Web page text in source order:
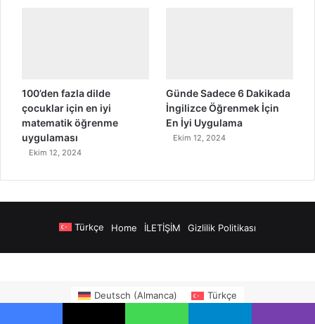
100’den fazla dilde
çocuklar için en iyi
matematik öğrenme
uygulaması
Ekim 12, 2024
Günde Sadece 6 Dakikada
İngilizce Öğrenmek İçin
En İyi Uygulama
Ekim 12, 2024
Türkçe Home İLETİŞİM Gizlilik Politikası
madsalads.com
Deutsch (Almanca) Türkçe